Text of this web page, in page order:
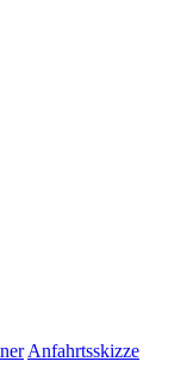
Anfahrtsskizze